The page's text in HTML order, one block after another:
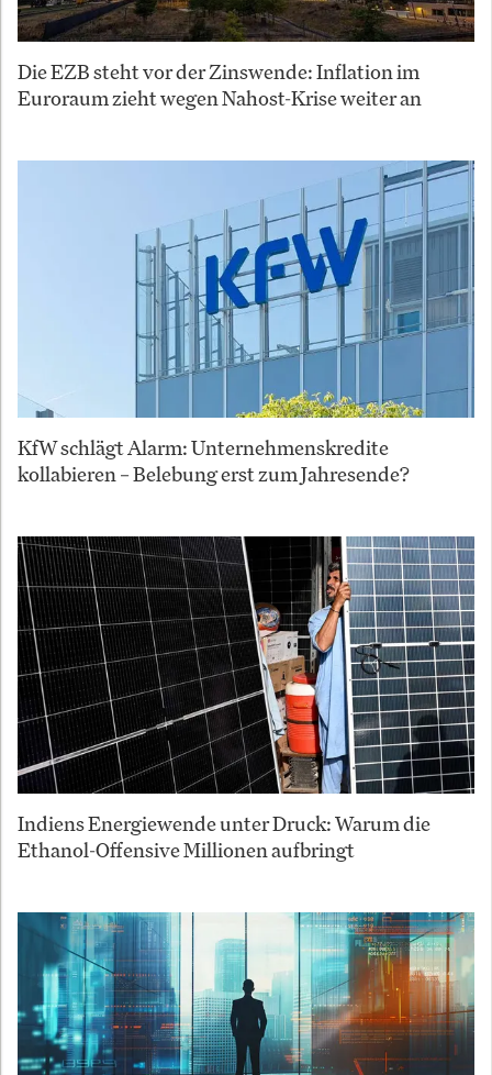
Die EZB steht vor der Zinswende: Inflation im
Euroraum zieht wegen Nahost-Krise weiter an
KfW schlägt Alarm: Unternehmenskredite
kollabieren – Belebung erst zum Jahresende?
Indiens Energiewende unter Druck: Warum die
Ethanol-Offensive Millionen aufbringt